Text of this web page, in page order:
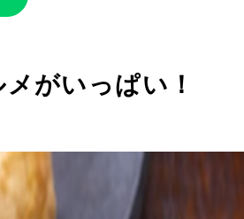
がいっぱい！